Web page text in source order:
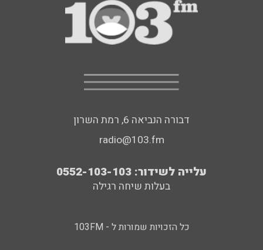
דבורה הנביאה 6, רמת השרון
radio@103.fm
עלייה לשידור: 0552-103-103
בעלות שיחה רגילה
כל הזכויות שמורות ל - 103FM